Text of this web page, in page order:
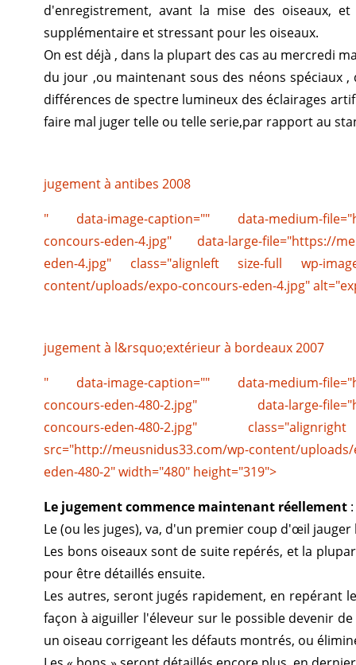
d'enregistrement, avant la mise des oiseaux,
supplémentaire et stressant pour les oiseaux.
On est déjà , dans la plupart des cas au mercredi
du jour ,ou maintenant sous des néons spéciaux
différences de spectre lumineux des éclairages
faire mal juger telle ou telle serie,par rapport au
jugement à antibes 2008
" data-image-caption="" data-medium-
concours-eden-4.jpg" data-large-file="https://
eden-4.jpg" class="alignleft size-full wp-
content/uploads/expo-concours-eden-4.jpg"
jugement à l&rsquo;extérieur à bordeaux 2007
" data-image-caption="" data-medium-
concours-eden-480-2.jpg" data-large-
concours-eden-480-2.jpg"
src="http://meusnidus33.com/wp-content/
eden-480-2" width="480" height="319">
Le jugement commence maintenant réellement :
Le (ou les juges), va, d'un premier coup d'œil jauger
Les bons oiseaux sont de suite repérés, et la
pour être détaillés ensuite.
Les autres, seront jugés rapidement, en repérant
façon à aiguiller l'éleveur sur le possible devenir
un oiseau corrigeant les défauts montrés, ou